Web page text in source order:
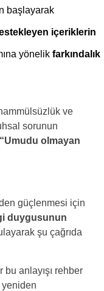
başlayarak
içeriklerin
yönelik farkındalık
ve
sorunun
“Umudu olmayan
güçlenmesi için
duygusunun
şu çağrıda
anlayışı rehber